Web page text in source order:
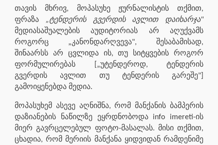
თავის მხრივ, მოპასუხე ჟურნალისტის თქმით,
ფრაზა „ტენდერის გვერდის ავლით დაიხარჯა"
მედიასაშუალების აუდიტორიას არ აღუქვამს
როგორც „კანონდარღვევა", შესაბამისად,
შინაარსს არ ცვლიდა ის, თუ სიტყვების როგორ
ფორმულირებას [„უტენდეროდ, ტენდერის
გვერდის ავლით თუ ტენდერის გარეშე"]
გამოიყენებდა მედია.
მოპასუხემ ასევე აღნიშნა, რომ მანქანის ბამპერის
დაზიანების ნაწილზე ეყრდნობოდა info imereti-ის
მიერ გავრცელებულ ფოტო-მასალას. მისი თქმით,
ცხადია, რომ მერიის მანქანა ყიდვიდან რამდენიმე